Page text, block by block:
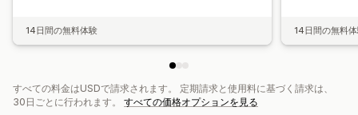
14日間の無料体験 14日間の無料
すべての料金はUSDで請求されます。 定期請求と使用料に基づく請求は、
30日ごとに行われます。 すべての価格オプションを見る